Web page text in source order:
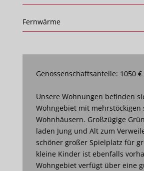
Fernwärme
Genossenschaftsanteile: 1050 €
Unsere Wohnungen befinden
Wohngebiet mit mehrstöckigen
Wohnhäusern. Großzügige
laden Jung und Alt zum
schöner großer Spielplatz für
kleine Kinder ist ebenfalls
Wohngebiet verfügt über eine